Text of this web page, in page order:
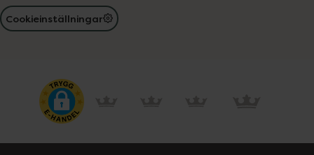
Cookieinställningar